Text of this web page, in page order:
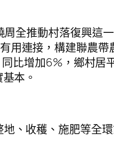
全推動村落復興這
用連接，構建聯農
比增加6%，鄉村居
本。
、收穫、施肥等全